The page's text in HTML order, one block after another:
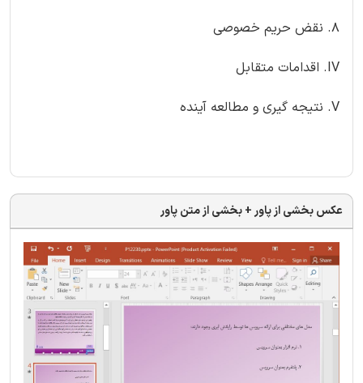
۸. نقض حریم خصوصی
IV. اقدامات متقابل
V. نتیجه گیری و مطالعه آینده
عکس بخشی از پاور + بخشی از متن پاور